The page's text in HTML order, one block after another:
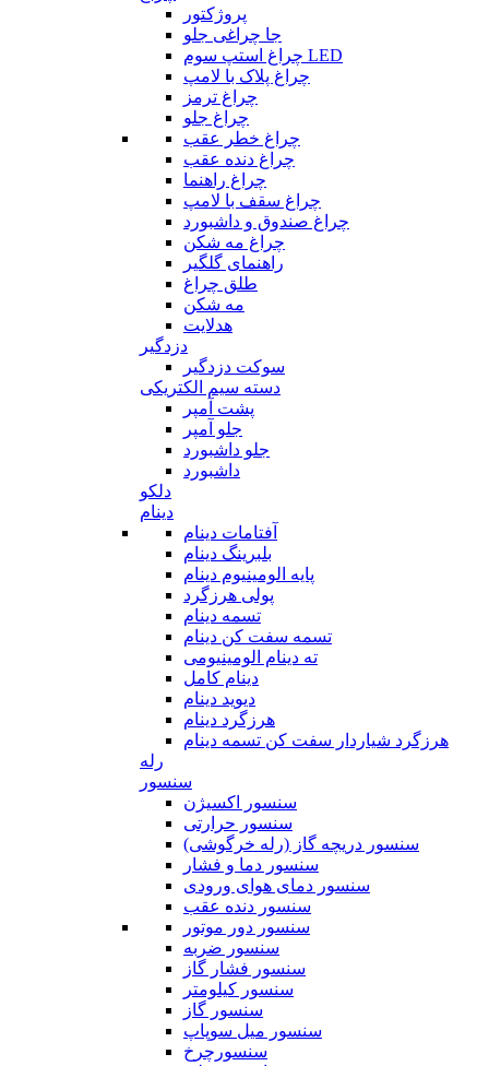
پروژکتور
جا چراغی جلو
چراغ استپ سوم LED
چراغ پلاک با لامپ
چراغ ترمز
چراغ جلو
چراغ خطر عقب
چراغ دنده عقب
چراغ راهنما
چراغ سقف با لامپ
چراغ صندوق و داشبورد
چراغ مه شکن
راهنمای گلگیر
طلق چراغ
مه شکن
هدلایت
دزدگیر
سوکت دزدگیر
دسته سیم الکتریکی
پشت آمپر
جلو آمپر
جلو داشبورد
داشبورد
دلکو
دینام
آفتامات دینام
بلبرینگ دینام
پایه الومینیوم دینام
پولی هرزگرد
تسمه دینام
تسمه سفت کن دینام
ته دینام الومینیومی
دینام کامل
دیوید دینام
هرزگرد دینام
هرزگرد شیاردار سفت کن تسمه دینام
رله
سنسور
سنسور اکسیژن
سنسور حرارتی
سنسور دریچه گاز (رله خرگوشی)
سنسور دما و فشار
سنسور دمای هوای ورودی
سنسور دنده عقب
سنسور دور موتور
سنسور ضربه
سنسور فشار گاز
سنسور کیلومتر
سنسور گاز
سنسور میل سوپاپ
سنسورچرخ